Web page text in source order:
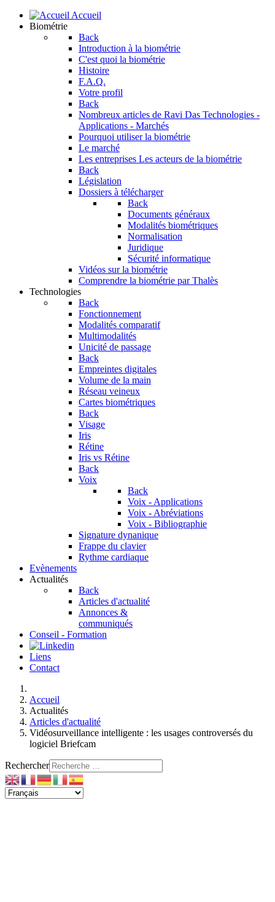
Accueil
Biométrie
Back
Introduction à la biométrie
C'est quoi la biométrie
Histoire
F.A.Q.
Votre profil
Back
Nombreux articles de Ravi Das Technologies -
Applications - Marchés
Pourquoi utiliser la biométrie
Le marché
Les entreprises Les acteurs de la biométrie
Back
Législation
Dossiers à télécharger
Back
Documents généraux
Modalités biométriques
Normalisation
Juridique
Sécurité informatique
Vidéos sur la biométrie
Comprendre la biométrie par Thalès
Technologies
Back
Fonctionnement
Modalités comparatif
Multimodalités
Unicité de passage
Back
Empreintes digitales
Volume de la main
Réseau veineux
Cartes biométriques
Back
Visage
Iris
Rétine
Iris vs Rétine
Back
Voix
Back
Voix - Applications
Voix - Abréviations
Voix - Bibliographie
Signature dynanique
Frappe du clavier
Rythme cardiaque
Evènements
Actualités
Back
Articles d'actualité
Annonces &
communiqués
Conseil - Formation
Liens
Contact
Accueil
Actualités
Articles d'actualité
Vidéosurveillance intelligente : les usages controversés du
logiciel Briefcam
Rechercher